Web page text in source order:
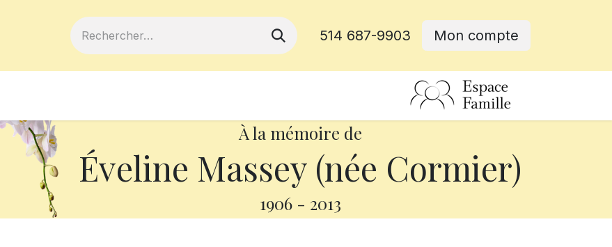
514 687-9903 Mon compte
À la mémoire de
Éveline Massey (née Cormier)
1906 - 2013